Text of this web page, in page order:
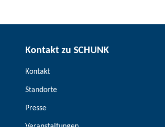
Kontakt zu SCHUNK
Kontakt
Standorte
Presse